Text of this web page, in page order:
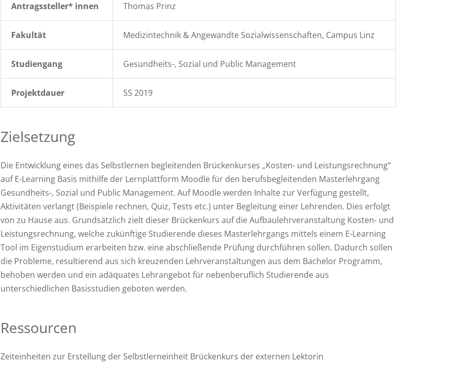
Antragssteller* innen Thomas Prinz
Fakultät Medizintechnik & Angewandte Sozialwissenschaften, Campus Linz
Studiengang Gesundheits-, Sozial und Public Management
Projektdauer SS 2019
Zielsetzung
Die Entwicklung eines das Selbstlernen begleitenden Brückenkurses „Kosten- und Leistungsrechnung“
auf E-Learning Basis mithilfe der Lernplattform Moodle für den berufsbegleitenden Masterlehrgang
Gesundheits-, Sozial und Public Management. Auf Moodle werden Inhalte zur Verfügung gestellt,
Aktivitäten verlangt (Beispiele rechnen, Quiz, Tests etc.) unter Begleitung einer Lehrenden. Dies erfolgt
von zu Hause aus. Grundsätzlich zielt dieser Brückenkurs auf die Aufbaulehrveranstaltung Kosten- und
Leistungsrechnung, welche zukünftige Studierende dieses Masterlehrgangs mittels einem E-Learning
Tool im Eigenstudium erarbeiten bzw. eine abschließende Prüfung durchführen sollen. Dadurch sollen
die Probleme, resultierend aus sich kreuzenden Lehrveranstaltungen aus dem Bachelor Programm,
behoben werden und ein adäquates Lehrangebot für nebenberuflich Studierende aus
unterschiedlichen Basisstudien geboten werden.
Ressourcen
Zeiteinheiten zur Erstellung der Selbstlerneinheit Brückenkurs der externen Lektorin